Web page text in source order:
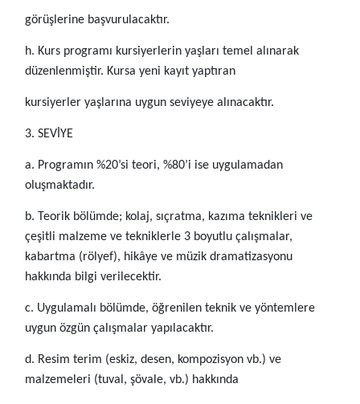
görüşlerine başvurulacaktır.
h. Kurs programı kursiyerlerin yaşları temel alınarak
düzenlenmiştir. Kursa yeni kayıt yaptıran
kursiyerler yaşlarına uygun seviyeye alınacaktır.
3. SEVİYE
a. Programın %20’si teori, %80’i ise uygulamadan
oluşmaktadır.
b. Teorik bölümde; kolaj, sıçratma, kazıma teknikleri ve
çeşitli malzeme ve tekniklerle 3 boyutlu çalışmalar,
kabartma (rölyef), hikâye ve müzik dramatizasyonu
hakkında bilgi verilecektir.
c. Uygulamalı bölümde, öğrenilen teknik ve yöntemlere
uygun özgün çalışmalar yapılacaktır.
d. Resim terim (eskiz, desen, kompozisyon vb.) ve
malzemeleri (tuval, şövale, vb.) hakkında